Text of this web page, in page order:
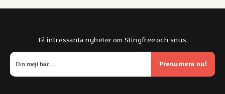
Få intressanta nyheter om Stingfree och snus.
Prenumera nu!